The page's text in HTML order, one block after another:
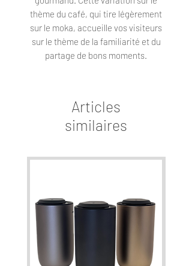
thème du café, qui tire légèrement
sur le moka, accueille vos visiteurs
sur le thème de la familiarité et du
partage de bons moments.
Articles
similaires